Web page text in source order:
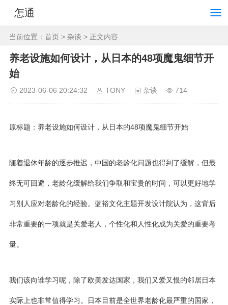
怎通
当前位置： 首页 > 杂谈 > 正文内容
养老设施如何设计，从日本的48项魔鬼细节开
始
2023-06-06 20:24:32 TONY 杂谈 714
原标题：养老设施如何设计，从日本的48项魔鬼细节开始
随着退休年龄的逐步推迟，中国的老龄化问题也得到了缓解，但最
终无可回避，老龄化缓解给我们争取和宝贵的时间，可以更好地学
习别人应对老龄化的经验。蓝裕文化主题开发设计院认为，这背后
非常重要的一项就是关爱老人，个性化和人性化成为关爱的重要考
量。
我们该向谁学习呢，除了欧美发达国家，我们又爱又恨的邻居日本
实际上也非常值得学习。日本目前是全世界老龄化最严重的国家，